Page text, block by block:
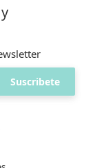
Suscribete